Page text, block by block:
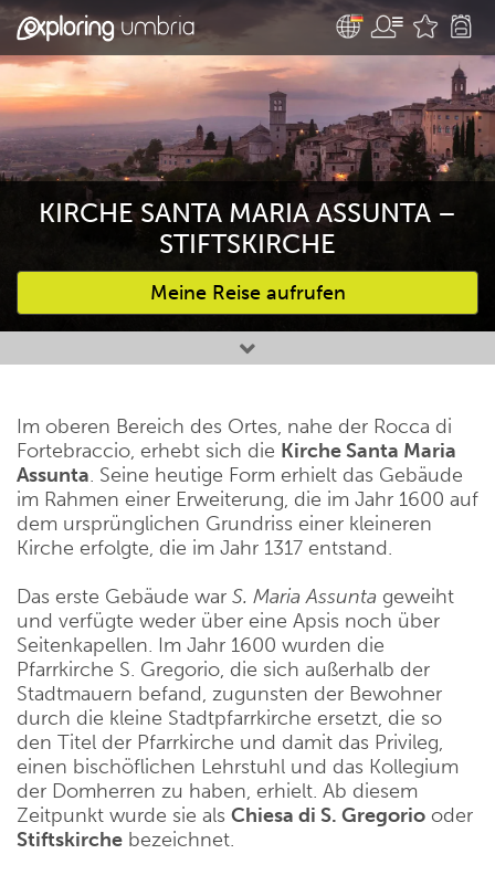
KIRCHE SANTA MARIA ASSUNTA –
STIFTSKIRCHE
Meine Reise aufrufen
Bevorzugte Aktivitäten
Im oberen Bereich des Ortes, nahe der Rocca di
Fortebraccio, erhebt sich die Kirche Santa Maria
Assunta. Seine heutige Form erhielt das Gebäude
im Rahmen einer Erweiterung, die im Jahr 1600 auf
dem ursprünglichen Grundriss einer kleineren
Kirche erfolgte, die im Jahr 1317 entstand.
Das erste Gebäude war S. Maria Assunta geweiht
und verfügte weder über eine Apsis noch über
Seitenkapellen. Im Jahr 1600 wurden die
Pfarrkirche S. Gregorio, die sich außerhalb der
Stadtmauern befand, zugunsten der Bewohner
durch die kleine Stadtpfarrkirche ersetzt, die so
den Titel der Pfarrkirche und damit das Privileg,
einen bischöflichen Lehrstuhl und das Kollegium
der Domherren zu haben, erhielt. Ab diesem
Zeitpunkt wurde sie als Chiesa di S. Gregorio oder
Stiftskirche bezeichnet.